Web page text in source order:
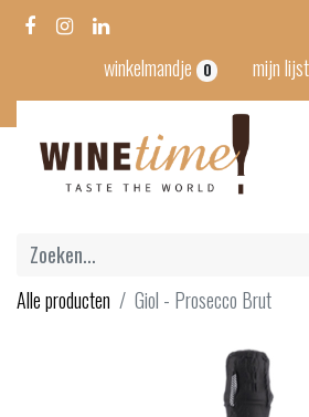
winkelmandje 0 mijn lijst
Alle producten Giol - Prosecco Brut